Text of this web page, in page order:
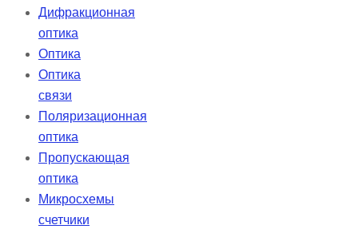
Дифракционная
оптика
Оптика
Оптика
связи
Поляризационная
оптика
Пропускающая
оптика
Микросхемы
счетчики